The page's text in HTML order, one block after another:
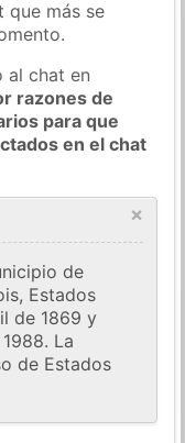
que más se
al chat en
razones de
para que
en el chat
×
de
Estados
de 1869 y
La
de Estados